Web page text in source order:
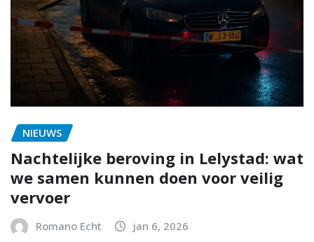
NIEUWS
Nachtelijke beroving in Lelystad: wat
we samen kunnen doen voor veilig
vervoer
Romano Echt jan 6, 2026